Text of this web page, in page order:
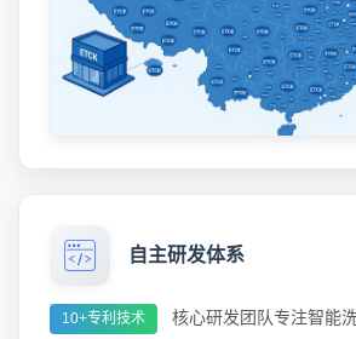
自主研发体系
10+专利技术 核心研发团队专注智能